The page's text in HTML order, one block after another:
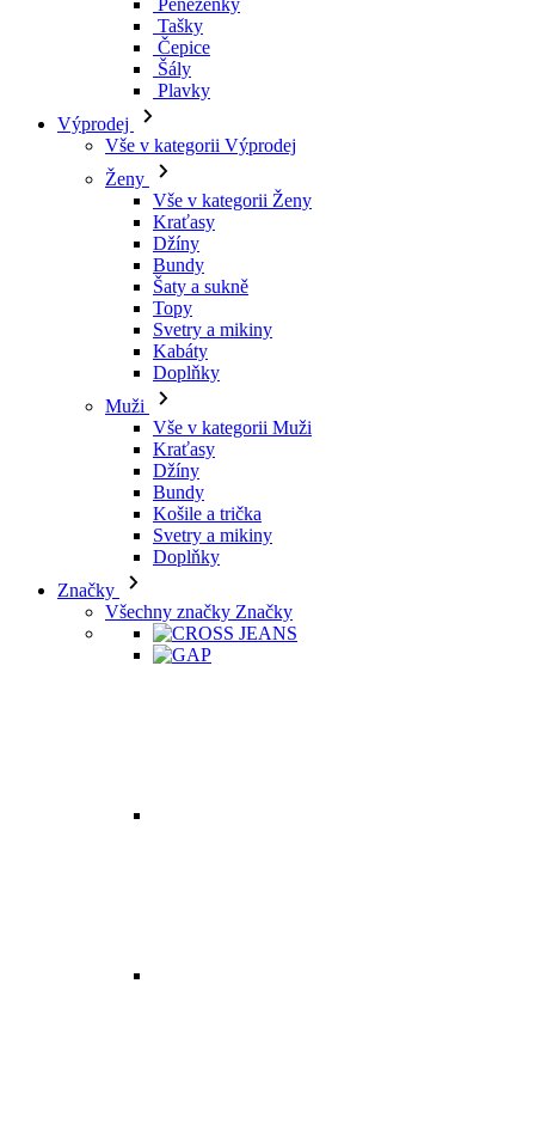
Vše v kategorii Ženy
Kraťasy
Džíny
Bundy
Topy
Svetry a mikiny
Kabáty
Doplňky
Muži
Vše v kategorii Muži
Kraťasy
Džíny
Bundy
Košile a trička
Svetry a mikiny
Doplňky
Všechny značky Značky